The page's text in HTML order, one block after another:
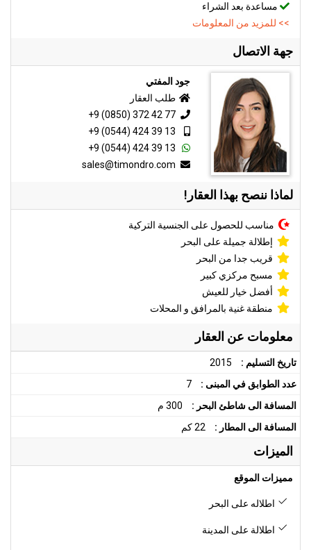
مساعدة بعد الشراء
>> للمزيد من المعلومات
جهة الاتصال
جود المفتي
طلب العقار
+9 (0850) 372 42 77
+9 (0544) 424 39 13
+9 (0544) 424 39 13
لماذا ننصح بهذا العقار!
مناسب للحصول على الجنسية التركية
إطلالة جميلة على البحر
قريب جدا من البحر
مسبح مركزي كبير
أفضل خيار للعيش
منطقة غنية بالمرافق و المحلات
معلومات عن العقار
تاريخ التسليم :
2015
عدد الطوابق في المبنى :
7
المسافة الى شاطئ البحر :
300 م
المسافة الى المطار :
22 كم
الميزات
مميزات الموقع
اطلاله على البحر
اطلالة على المدينة